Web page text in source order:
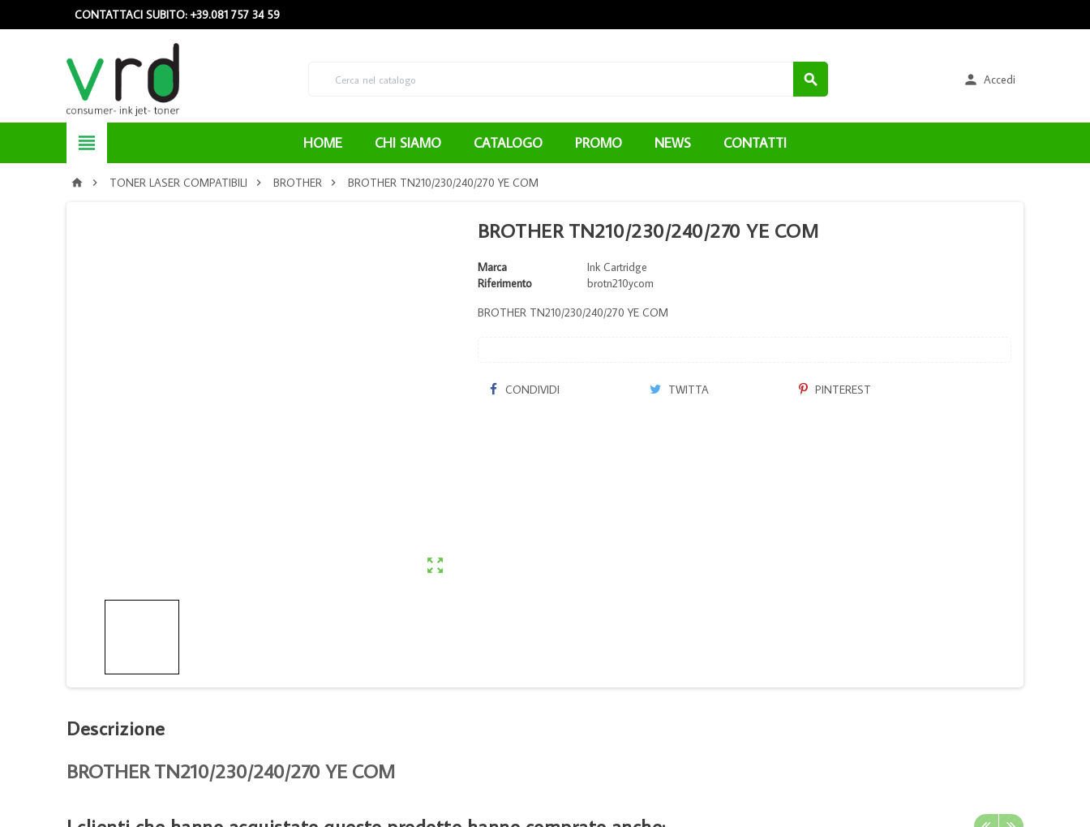
CONTATTACI SUBITO: +39.081 757 34 59
  Accedi
 HOME CHI SIAMO CATALOGO PROMO NEWS CONTATTI
  TONER LASER COMPATIBILI  BROTHER  BROTHER TN210/230/240/270 YE COM

BROTHER TN210/230/240/270 YE COM
Marca
Ink Cartridge
Riferimento
brotn210ycom
BROTHER TN210/230/240/270 YE COM
CONDIVIDI TWITTA PINTEREST
Descrizione
BROTHER TN210/230/240/270 YE COM